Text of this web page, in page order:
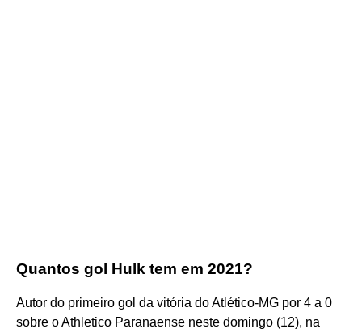
Quantos gol Hulk tem em 2021?
Autor do primeiro gol da vitória do Atlético-MG por 4 a 0
sobre o Athletico Paranaense neste domingo (12), na